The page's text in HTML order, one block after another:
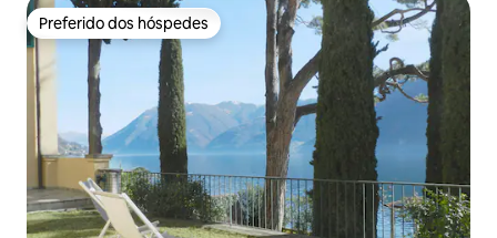
Preferido dos hóspedes
Preferido dos hóspedes